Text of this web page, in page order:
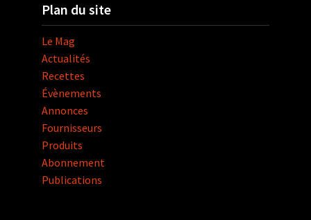
Plan du site
Le Mag
Actualités
Recettes
Évènements
Annonces
Fournisseurs
Produits
Abonnement
Publications